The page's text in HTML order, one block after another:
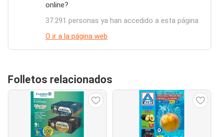
online?
37.291 personas ya han accedido a esta página
O ir a la página web
Folletos relacionados